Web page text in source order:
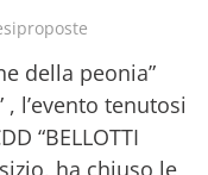
della peonia”
, l’evento tenutosi
“BELLOTTI
ha chiuso le